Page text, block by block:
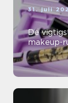
31. juli
De
makeup-